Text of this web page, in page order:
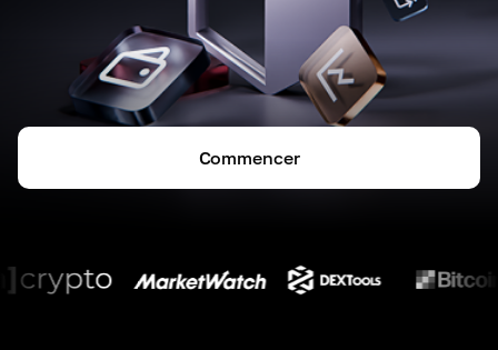
Commencer